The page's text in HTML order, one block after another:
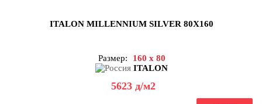
ITALON MILLENNIUM SILVER 80X160
Размер:
160 x 80
ITALON
5623 д/м2